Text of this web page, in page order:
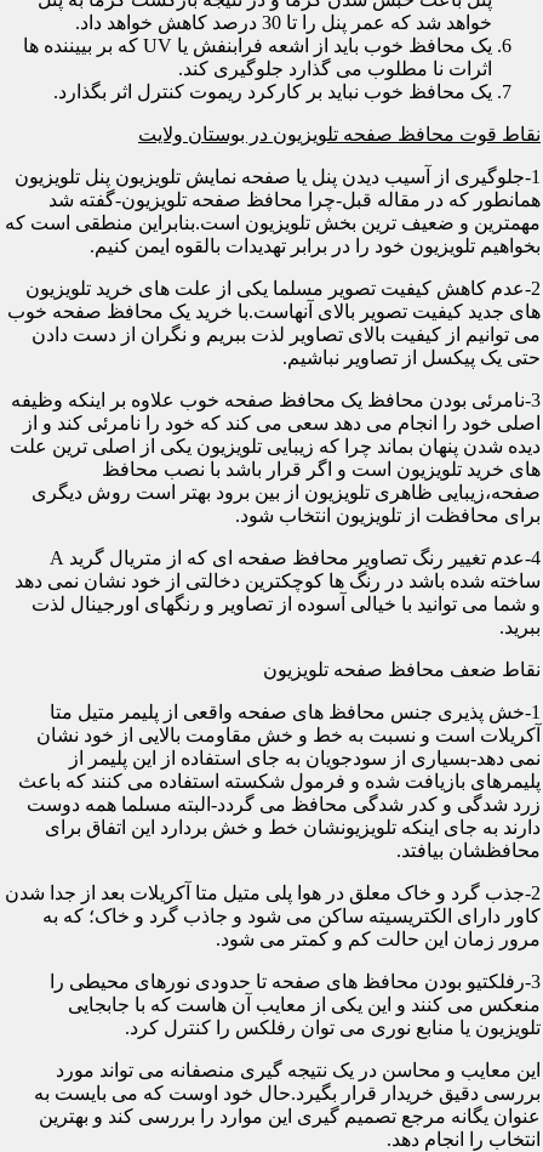
خواهد شد که عمر پنل را تا 30 درصد کاهش خواهد داد.
یک محافظ خوب باید از اشعه فرابنفش یا UV که بر بییننده ها
اثرات نا مطلوب می گذارد جلوگیری کند.
یک محافظ خوب نباید بر کارکرد ریموت کنترل اثر بگذارد.
نقاط قوت محافظ صفحه تلویزیون در بوستان ولایت
1-جلوگیری از آسیب دیدن پنل یا صفحه نمایش تلویزیون پنل تلویزیون
همانطور که در مقاله قبل-چرا محافظ صفحه تلویزیون-گفته شد
مهمترین و ضعیف ترین بخش تلویزیون است.بنابراین منطقی است که
بخواهیم تلویزیون خود را در برابر تهدیدات بالقوه ایمن کنیم.
2-عدم کاهش کیفیت تصویر مسلما یکی از علت های خرید تلویزیون
های جدید کیفیت تصویر بالای آنهاست.با خرید یک محافظ صفحه خوب
می توانیم از کیفیت بالای تصاویر لذت ببریم و نگران از دست دادن
حتی یک پیکسل از تصاویر نباشیم.
3-نامرئی بودن محافظ یک محافظ صفحه خوب علاوه بر اینکه وظیفه
اصلی خود را انجام می دهد سعی می کند که خود را نامرئی کند و از
دیده شدن پنهان بماند چرا که زیبایی تلویزیون یکی از اصلی ترین علت
های خرید تلویزیون است و اگر قرار باشد با نصب محافظ
صفحه،زیبایی ظاهری تلویزیون از بین برود بهتر است روش دیگری
برای محافظت از تلویزیون انتخاب شود.
4-عدم تغییر رنگ تصاویر محافظ صفحه ای که از متریال گرید A
ساخته شده باشد در رنگ ها کوچکترین دخالتی از خود نشان نمی دهد
و شما می توانید با خیالی آسوده از تصاویر و رنگهای اورجینال لذت
ببرید.
نقاط ضعف محافظ صفحه تلویزیون
1-خش پذیری جنس محافظ های صفحه واقعی از پلیمر متیل متا
آکریلات است و نسبت به خط و خش مقاومت بالایی از خود نشان
نمی دهد-بسیاری از سودجویان به جای استفاده از این پلیمر از
پلیمرهای بازیافت شده و فرمول شکسته استفاده می کنند که باعث
زرد شدگی و کدر شدگی محافظ می گردد-البته مسلما همه دوست
دارند به جای اینکه تلویزیونشان خط و خش بردارد این اتفاق برای
محافظشان بیافتد.
2-جذب گرد و خاک معلق در هوا پلی متیل متا آکریلات بعد از جدا شدن
کاور دارای الکتریسیته ساکن می شود و جاذب گرد و خاک؛ که به
مرور زمان این حالت کم و کمتر می شود.
3-رفلکتیو بودن محافظ های صفحه تا حدودی نورهای محیطی را
منعکس می کنند و این یکی از معایب آن هاست که با جابجایی
تلویزیون یا منابع نوری می توان رفلکس را کنترل کرد.
این معایب و محاسن در یک نتیجه گیری منصفانه می تواند مورد
بررسی دقیق خریدار قرار بگیرد.حال خود اوست که می بایست به
عنوان یگانه مرجع تصمیم گیری این موارد را بررسی کند و بهترین
انتخاب را انجام دهد.